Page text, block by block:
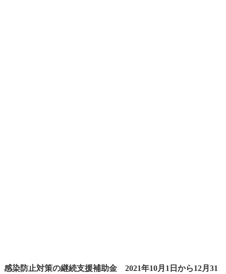
感染防止対策の継続支援補助金 2021年10月1日から12月31